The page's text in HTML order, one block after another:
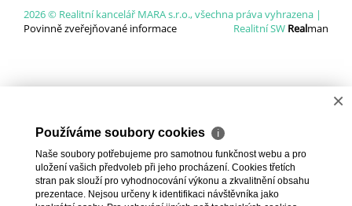
2026 © Realitní kancelář MARA s.r.o., všechna práva vyhrazena |
Povinně zveřejňované informace
Realitní SW Realman
×
Používáme soubory cookies ℹ
Naše soubory potřebujeme pro samotnou funkčnost webu a pro
uložení vašich předvoleb při jeho procházení. Cookies třetích
stran pak slouží pro vyhodnocování výkonu a zkvalitnění obsahu
prezentace. Nejsou určeny k identifikaci návštěvníka jako